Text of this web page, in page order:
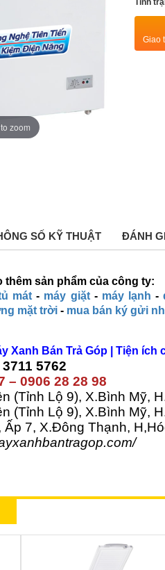
zoom
Giao
SỐ KỸ THUẬT ĐÁNH
thêm sản phẩm của công ty:
mát - máy giặt- máy lạnh -
mặt trời - mua bán ký gửi
Xanh Bán Trả Góp | Tiện ích
3711 5762
– 0906 28 28 98
(Tỉnh Lộ 9), X.Bình Mỹ,
(Tỉnh Lộ 9), X.Bình Mỹ,
7, X.Đông Thạnh,